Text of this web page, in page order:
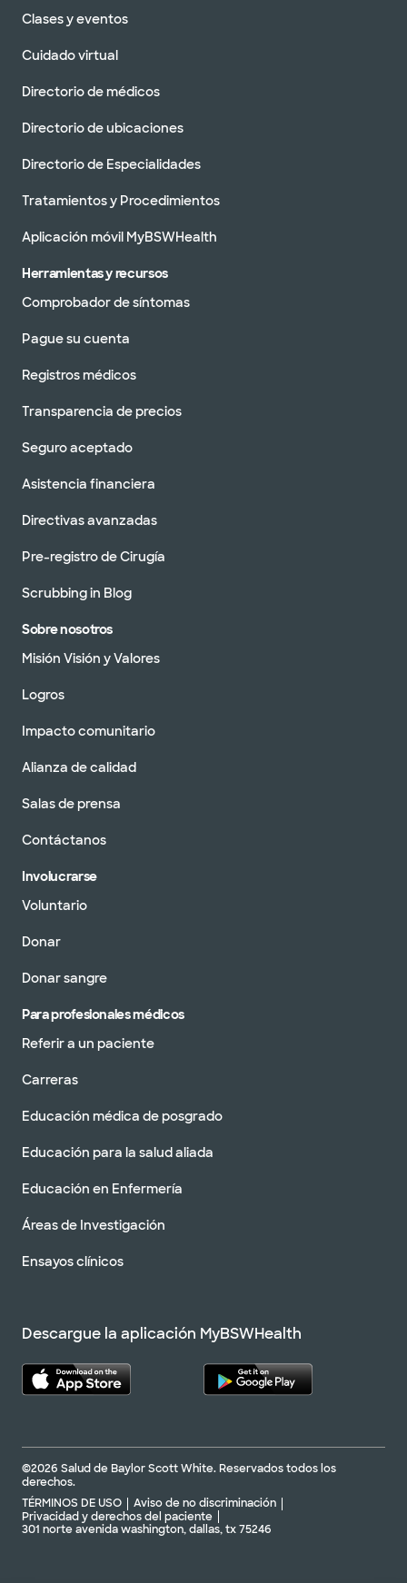
Clases y eventos
Cuidado virtual
Directorio de médicos
Directorio de ubicaciones
Directorio de Especialidades
Tratamientos y Procedimientos
Aplicación móvil MyBSWHealth
Herramientas y recursos
Comprobador de síntomas
Pague su cuenta
Registros médicos
Transparencia de precios
Seguro aceptado
Asistencia financiera
Directivas avanzadas
Pre-registro de Cirugía
Scrubbing in Blog
Sobre nosotros
Misión Visión y Valores
Logros
Impacto comunitario
Alianza de calidad
Salas de prensa
Contáctanos
Involucrarse
Voluntario
Donar
Donar sangre
Para profesionales médicos
Referir a un paciente
Carreras
Educación médica de posgrado
Educación para la salud aliada
Educación en Enfermería
Áreas de Investigación
Ensayos clínicos
Descargue la aplicación MyBSWHealth
©2026 Salud de Baylor Scott White. Reservados todos los
derechos.
TÉRMINOS DE USO
Aviso de no discriminación
Privacidad y derechos del paciente
301 norte avenida washington, dallas, tx 75246